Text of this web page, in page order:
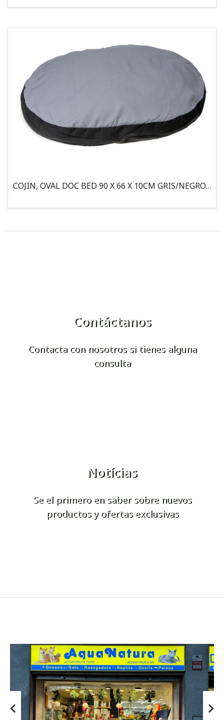
COJIN, OVAL DOC BED 90 X 66 X 10CM GRIS/NEGRO, 95°
Contáctanos
Contacta con nosotros si tienes alguna
consulta
Notícias
Se el primero en saber sobre nuevos
productos y ofertas exclusivas